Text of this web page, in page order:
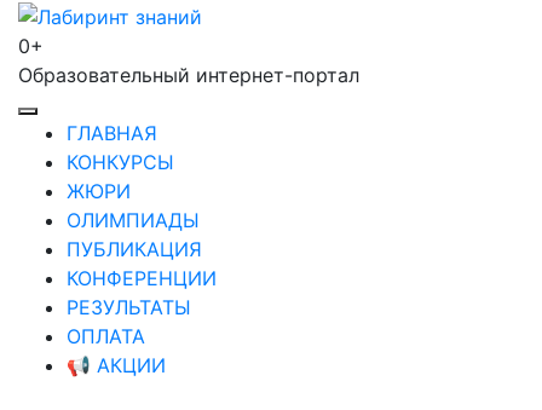
Перейти
содержимому
Enter)
Лабиринт знаний
0+
Образовательный интернет-портал
ГЛАВНАЯ
КОНКУРСЫ
ЖЮРИ
ОЛИМПИАДЫ
ПУБЛИКАЦИЯ
КОНФЕРЕНЦИИ
РЕЗУЛЬТАТЫ
ОПЛАТА
📢 АКЦИИ